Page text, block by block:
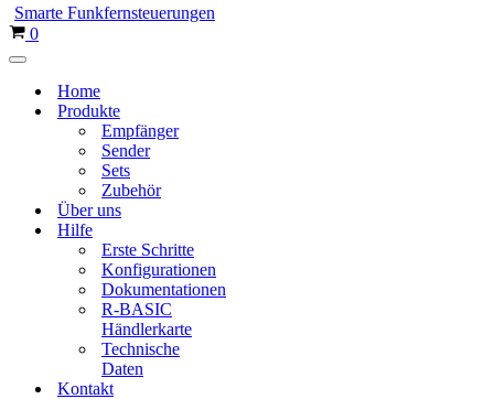
Smarte Funkfernsteuerungen
Warenkorb
0
Navigations-
Home
Produkte
Empfänger
Sender
Sets
Zubehör
Über uns
Hilfe
Erste Schritte
Konfigurationen
Dokumentationen
R-BASIC
Händlerkarte
Technische
Daten
Kontakt